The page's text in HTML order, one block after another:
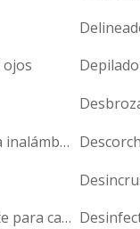
ojos
Desbrozadora inalámbrica
Desincrustante para cafeteras